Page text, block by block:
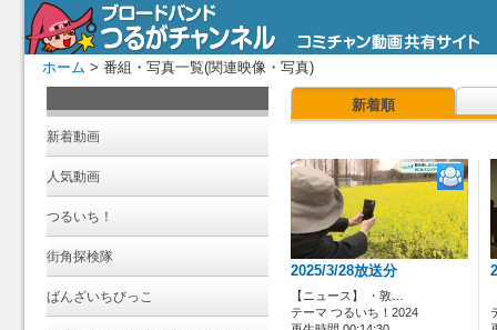
ホーム > 番組・写真一覧(関連映像・写真)
新着動画
人気動画
つるいち！
街角探検隊
ばんざいちびっこ
新着順
2025/3/28放送分
【ニュース】 ・敦…
テーマ つるいち！2024